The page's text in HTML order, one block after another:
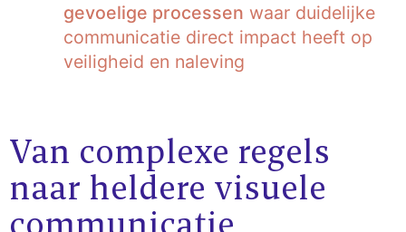
gevoelige processen waar duidelijke
communicatie direct impact heeft op
veiligheid en naleving
Van complexe regels
naar heldere visuele
communicatie